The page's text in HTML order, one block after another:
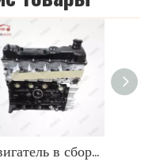
Двигатель в сборе 1rz Длинный блок двигателя для завода Toyota Hilux VI Pickup